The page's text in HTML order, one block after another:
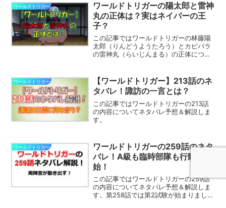
ワールドトリガー
ワールドトリガーの陽太郎と雷神
丸の正体は？実はネイバーの王
子？
この記事ではワールドトリガーの林藤陽
太郎（りんどうようたろう）とカピバラ
の雷神丸（らいじんまる）の正体につい
ワールドトリガー
【ワールドトリガー】213話のネ
タバレ！諏訪の一言とは？
この記事ではワールドトリガーの213話
の内容についてネタバレ予想＆解説しま
す。
ワールドトリガー
ワールドトリガーの259話のネタ
バレ！A級も臨時部隊も行動開
始！
この記事ではワールドトリガーの259話
の内容についてネタバレ予想＆解説しま
す。第258話では第2試験が始まりまし